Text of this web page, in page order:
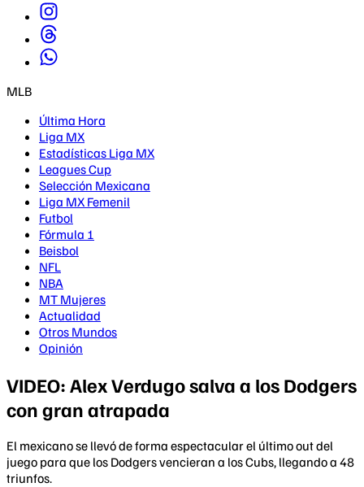
MLB
Última Hora
Liga MX
Estadísticas Liga MX
Leagues Cup
Selección Mexicana
Liga MX Femenil
Futbol
Fórmula 1
Beisbol
NFL
NBA
MT Mujeres
Actualidad
Otros Mundos
Opinión
VIDEO: Alex Verdugo salva a los Dodgers
con gran atrapada
El mexicano se llevó de forma espectacular el último out del
juego para que los Dodgers vencieran a los Cubs, llegando a 48
triunfos.